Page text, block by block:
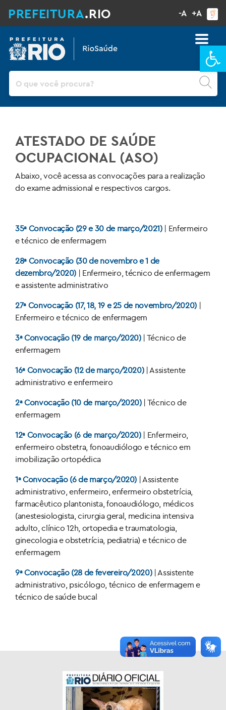
PREFEITURA.RIO -A +A
ATESTADO DE SAÚDE
OCUPACIONAL (ASO)
Abaixo, você acessa as convocações para a realização
do exame admissional e respectivos cargos.
35ª Convocação (29 e 30 de março/2021)| Enfermeiro
e técnico de enfermagem
28ª Convocação (30 de novembro e 1 de
dezembro/2020) | Enfermeiro, técnico de enfermagem
e assistente administrativo
27ª Convocação (17, 18, 19 e 25 de novembro/2020)|
Enfermeiro e técnico de enfermagem
3ª Convocação (19 de março/2020)| Técnico de
enfermagem
16ª Convocação (12 de março/2020)| Assistente
administrativo e enfermeiro
2ª Convocação (10 de março/2020)| Técnico de
enfermagem
12ª Convocação (6 de março/2020)| Enfermeiro,
enfermeiro obstetra, fonoaudiólogo e técnico em
imobilização ortopédica
1ª Convocação (6 de março/2020) | Assistente
administrativo, enfermeiro, enfermeiro obstetrícia,
farmacêutico plantonista, fonoaudiólogo, médicos
(anestesiologista, cirurgia geral, medicina intensiva
adulto, clínico 12h, ortopedia e traumatologia,
ginecologia e obstetrícia, pediatria) e técnico de
enfermagem
9ª Convocação (28 de fevereiro/2020)| Assistente
administrativo, psicólogo, técnico de enfermagem e
técnico de saúde bucal